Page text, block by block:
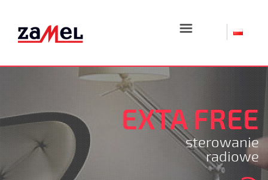
☰
EXTA FREE
sterowanie
radiowe